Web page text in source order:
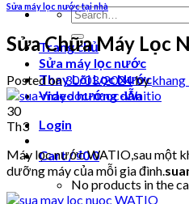
Search
for:
Trang chủ
Sửa máy lọc nước
Thay Lõi Lọc Nước
Video hướng dẫn
Login
Cart /₫00
No products in the
Sửa máy lọc nước tại nhà
Sửa Chữa Máy Lọc
Posted on30/03/2024bykhang
30
Th3
Máy lọc nước WATIO,sau một
dưỡng máy của mỗi gia đình.